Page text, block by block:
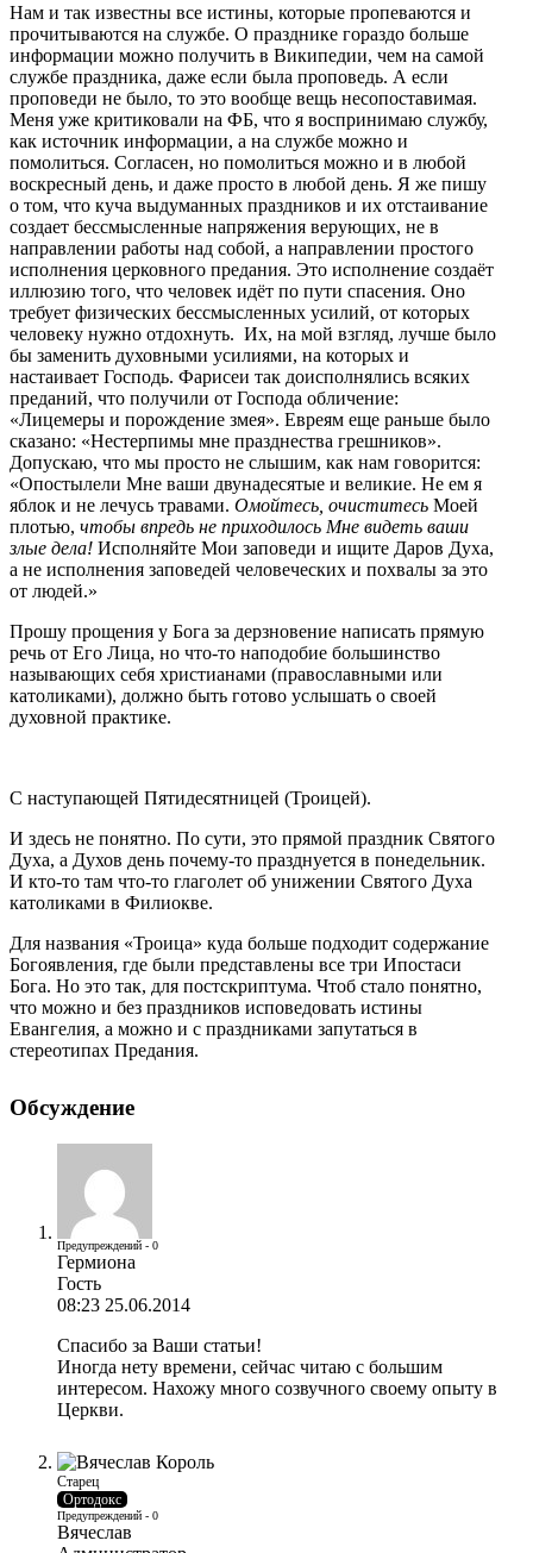
Нам и так известны все истины, которые пропеваются и
прочитываются на службе. О празднике гораздо больше
информации можно получить в Википедии, чем на самой
службе праздника, даже если была проповедь. А если
проповеди не было, то это вообще вещь несопоставимая.
Меня уже критиковали на ФБ, что я воспринимаю службу,
как источник информации, а на службе можно и
помолиться. Согласен, но помолиться можно и в любой
воскресный день, и даже просто в любой день. Я же пишу
о том, что куча выдуманных праздников и их отстаивание
создает бессмысленные напряжения верующих, не в
направлении работы над собой, а направлении простого
исполнения церковного предания. Это исполнение создаёт
иллюзию того, что человек идёт по пути спасения. Оно
требует физических бессмысленных усилий, от которых
человеку нужно отдохнуть. Их, на мой взгляд, лучше было
бы заменить духовными усилиями, на которых и
настаивает Господь. Фарисеи так доисполнялись всяких
преданий, что получили от Господа обличение:
«Лицемеры и порождение змея». Евреям еще раньше было
сказано: «Нестерпимы мне празднества грешников».
Допускаю, что мы просто не слышим, как нам говорится:
«Опостылели Мне ваши двунадесятые и великие. Не ем я
яблок и не лечусь травами. Омойтесь, очиститесь Моей
плотью, чтобы впредь не приходилось Мне видеть ваши
злые дела! Исполняйте Мои заповеди и ищите Даров Духа,
а не исполнения заповедей человеческих и похвалы за это
от людей.»
Прошу прощения у Бога за дерзновение написать прямую
речь от Его Лица, но что-то наподобие большинство
называющих себя христианами (православными или
католиками), должно быть готово услышать о своей
духовной практике.
С наступающей Пятидесятницей (Троицей).
И здесь не понятно. По сути, это прямой праздник Святого
Духа, а Духов день почему-то празднуется в понедельник.
И кто-то там что-то глаголет об унижении Святого Духа
католиками в Филиокве.
Для названия «Троица» куда больше подходит содержание
Богоявления, где были представлены все три Ипостаси
Бога. Но это так, для постскриптума. Чтоб стало понятно,
что можно и без праздников исповедовать истины
Евангелия, а можно и с праздниками запутаться в
стереотипах Предания.
Обсуждение
Предупреждений - 0
Гермиона
Гость
08:23 25.06.2014
Спасибо за Ваши статьи!
Иногда нету времени, сейчас читаю с большим
интересом. Нахожу много созвучного своему опыту в
Церкви.
Старец
Ортодокс
Предупреждений - 0
Вячеслав